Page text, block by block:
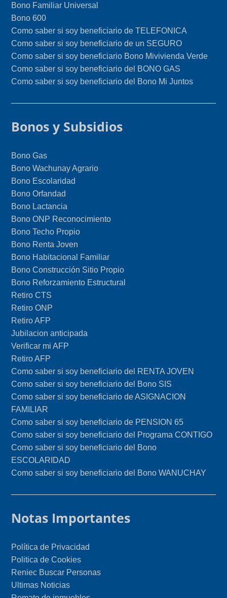
Bono Familiar Universal
Bono 600
Como saber si soy beneficiario de TELEFONICA
Como saber si soy beneficiario de un SEGURO
Como saber si soy beneficiario Bono Mivivienda Verde
Como saber si soy beneficiario del BONO GAS
Como saber si soy beneficiario del Bono Mi Juntos
Bonos y Subsidios
Bono Gas
Bono Wachunay Agrario
Bono Escolaridad
Bono Orfandad
Bono Lactancia
Bono ONP Reconocimiento
Bono Techo Propio
Bono Renta Joven
Bono Habitacional Familiar
Bono Construcción Sitio Propio
Bono Reforzamiento Estructural
Retiro CTS
Retiro ONP
Retiro AFP
Jubilacion anticipada
Verificar mi AFP
Retiro AFP
Como saber si soy beneficiario del RENTA JOVEN
Como saber si soy beneficiario del Bono SIS
Como saber si soy beneficiario de ASIGNACION
FAMILIAR
Como saber si soy beneficiario de PENSION 65
Como saber si soy beneficiario del Programa CONTIGO
Como saber si soy beneficiario del Bono
ESCOLARIDAD
Como saber si soy beneficiario del Bono WANUCHAY
Notas Importantes
Política de Privacidad
Politica de Cookies
Reniec Buscar Personas
Ultimas Noticias